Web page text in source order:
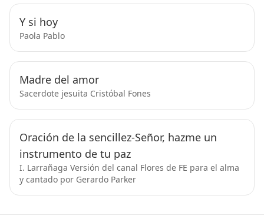
Y si hoy
Paola Pablo
Madre del amor
Sacerdote jesuita Cristóbal Fones
Oración de la sencillez-Señor, hazme un
instrumento de tu paz
I. Larrañaga Versión del canal Flores de FE para el alma
y cantado por Gerardo Parker